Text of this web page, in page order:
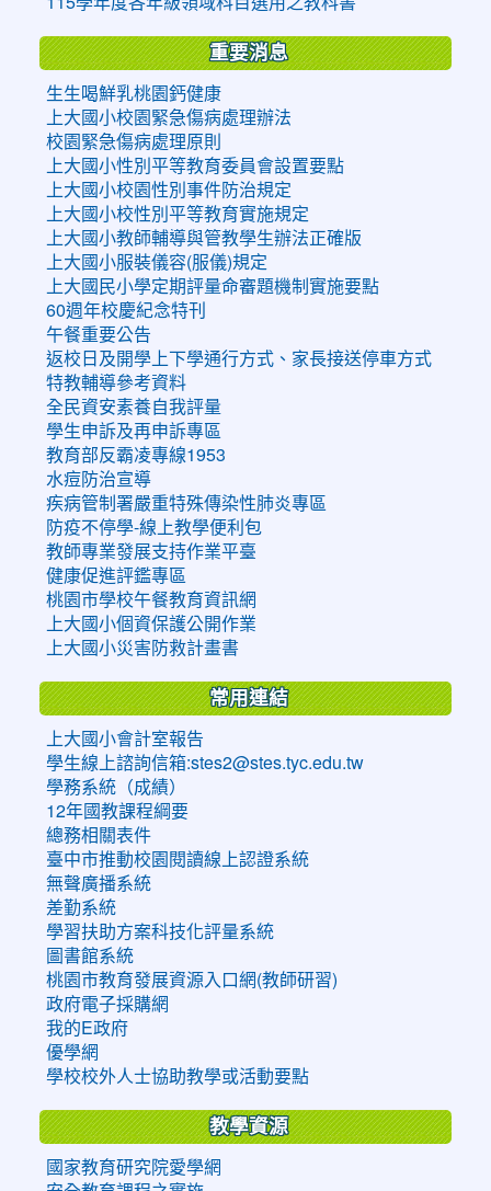
重要消息
生生喝鮮乳桃園鈣健康
上大國小校園緊急傷病處理辦法
校園緊急傷病處理原則
上大國小性別平等教育委員會設置要點
上大國小校園性別事件防治規定
上大國小校性別平等教育實施規定
上大國小教師輔導與管教學生辦法正確版
上大國小服裝儀容(服儀)規定
上大國民小學定期評量命審題機制實施要點
60週年校慶紀念特刊
午餐重要公告
返校日及開學上下學通行方式、家長接送停車方式
特教輔導參考資料
全民資安素養自我評量
學生申訴及再申訴專區
教育部反霸凌專線1953
水痘防治宣導
疾病管制署嚴重特殊傳染性肺炎專區
防疫不停學-線上教學便利包
教師專業發展支持作業平臺
健康促進評鑑專區
桃園市學校午餐教育資訊網
上大國小個資保護公開作業
上大國小災害防救計畫書
常用連結
上大國小會計室報告
學生線上諮詢信箱:stes2@stes.tyc.edu.tw
學務系統（成績）
12年國教課程綱要
總務相關表件
臺中市推動校園閱讀線上認證系統
無聲廣播系統
差勤系統
學習扶助方案科技化評量系統
圖書館系統
桃園市教育發展資源入口網(教師研習)
政府電子採購網
我的E政府
優學網
學校校外人士協助教學或活動要點
教學資源
國家教育研究院愛學網